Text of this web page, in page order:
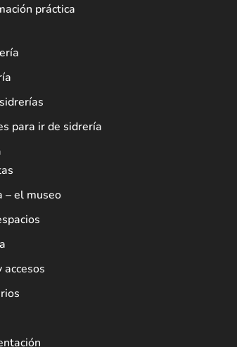
práctica
para ir de sidrería
– el museo
accesos